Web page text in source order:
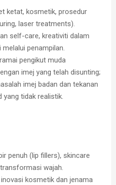
ketat, kosmetik, prosedur
laser treatments).
self-care, kreativiti dalam
melalui penampilan.
pengikut muda
imej yang telah disunting;
imej badan dan tekanan
yang tidak realistik.
penuh (lip fillers), skincare
wajah.
kosmetik dan jenama